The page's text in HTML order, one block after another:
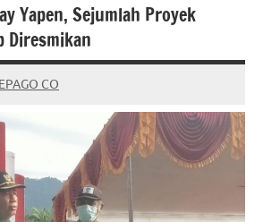
Yapen, Sejumlah Proyek
Diresmikan
CO